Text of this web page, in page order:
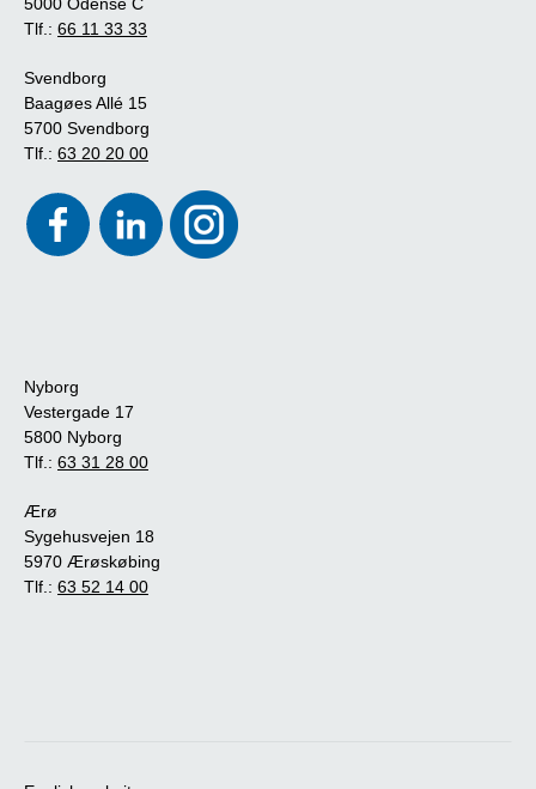
Tlf.: 66 11 33 33
Svendborg
Baagøes Allé 15
5700 Svendborg
Tlf.: 63 20 20 00
Nyborg
Vestergade 17
5800 Nyborg
Tlf.: 63 31 28 00
Ærø
Sygehusvejen 18
5970 Ærøskøbing
Tlf.: 63 52 14 00